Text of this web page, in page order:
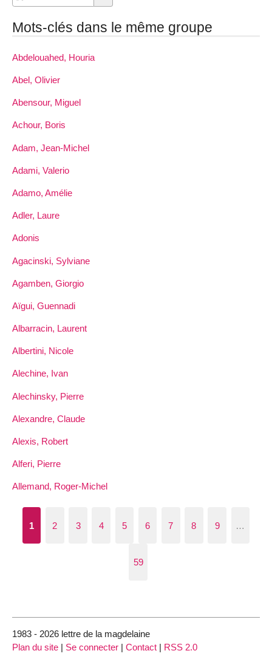
Mots-clés dans le même groupe
Abdelouahed, Houria
Abel, Olivier
Abensour, Miguel
Achour, Boris
Adam, Jean-Michel
Adami, Valerio
Adamo, Amélie
Adler, Laure
Adonis
Agacinski, Sylviane
Agamben, Giorgio
Aïgui, Guennadi
Albarracin, Laurent
Albertini, Nicole
Alechine, Ivan
Alechinsky, Pierre
Alexandre, Claude
Alexis, Robert
Alferi, Pierre
Allemand, Roger-Michel
1 2 3 4 5 6 7 8 9 …
59
1983 - 2026 lettre de la magdelaine
Plan du site | Se connecter | Contact | RSS 2.0